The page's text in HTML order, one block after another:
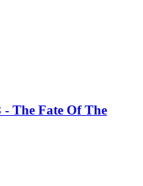
The Fate Of The